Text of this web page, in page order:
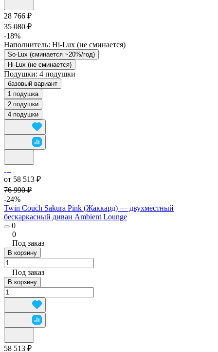
28 766 ₽
35 080 ₽
-18%
Наполнитель: Hi-Lux (не сминается)
So-Lux (cминается ~20%/год)
Hi-Lux (не сминается)
Подушки: 4 подушки
базовый вариант
1 подушка
2 подушки
4 подушки
от 58 513 ₽
76 990 ₽
-24%
Twin Couch Sakura Pink (Жаккард) — двухместный
бескаркасный диван Ambient Lounge
0
0
Под заказ
В корзину
Под заказ
В корзину
58 513 ₽